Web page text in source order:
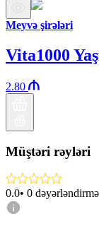
Meyvə şirələri
Vita1000
2.80
Müştəri rəyləri
0.0• 0 dəyərləndirmə